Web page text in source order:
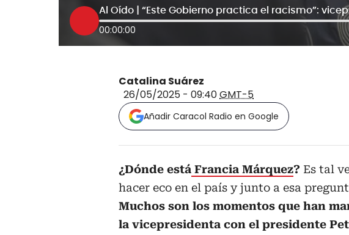
00:00:00
Catalina Suárez
26/05/2025 - 09:40GMT-5
Añadir Caracol Radio en Google
¿Dónde está Francia Márquez? Es tal
hacer eco en el país y junto a esa
Muchos son los momentos que han
la vicepresidenta con el presidente